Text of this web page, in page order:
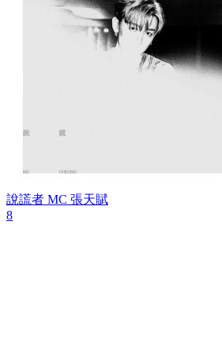
說謊者 MC 張天賦
8